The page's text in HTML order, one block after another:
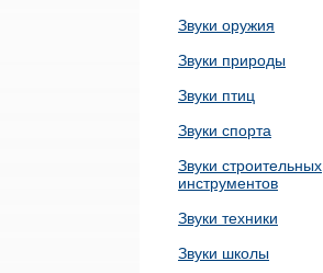
Звуки оружия
Звуки природы
Звуки птиц
Звуки спорта
Звуки строительных
инструментов
Звуки техники
Звуки школы